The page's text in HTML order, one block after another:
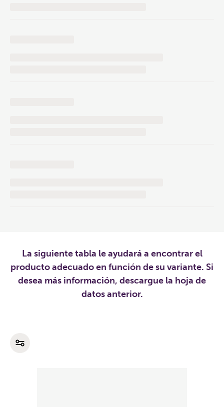
La siguiente tabla le ayudará a encontrar el
producto adecuado en función de su variante. Si
desea más información, descargue la hoja de
datos anterior.